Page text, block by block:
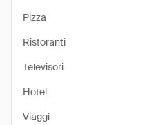
Pizza
Ristoranti
Televisori
Hotel
Viaggi